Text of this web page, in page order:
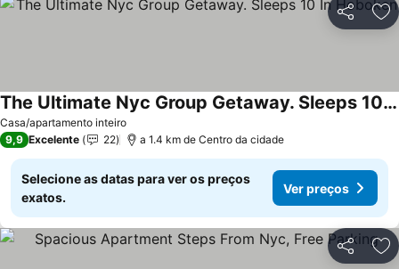
Partilhar
Casa/apartamento inteiro
The Ultimate Nyc Group Getaway. Sleeps 10 In Hoboken
9,9 Excelente 22 a 1.4 km de Centro da cidade
Selecione as datas para ver os preços
exatos.
Ver preços
Partilhar